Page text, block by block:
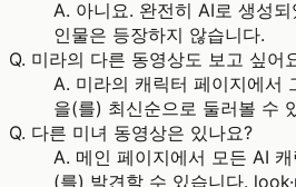
A. 아니요. 완전히 AI로 생성되
인물은 등장하지 않습니다.
Q. 미라의 다른 동영상도 보고 싶어
A. 미라의 캐릭터 페이지에서
을(를) 최신순으로 둘러볼 수
Q. 다른 미녀 동영상은 있나요?
A. 메인 페이지에서 모든 AI
(를) 발견할 수 있습니다.